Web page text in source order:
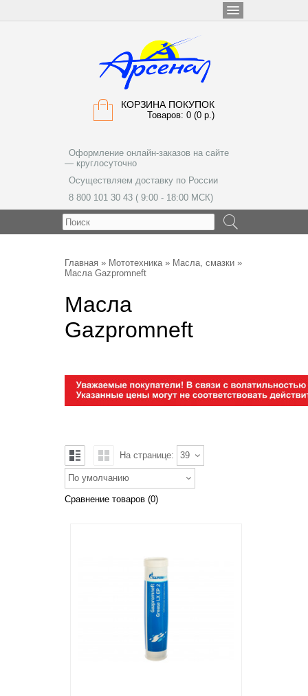
КОРЗИНА ПОКУПОК
Товаров: 0 (0 р.)
Оформление онлайн-заказов на сайте
— круглосуточно
Осуществляем доставку по России
8 800 101 30 43 ( 9:00 - 18:00 МСК)
Главная » Мототехника» Масла, смазки »
Масла Gazpromneft
Масла
Gazpromneft
На странице: 39
По умолчанию
Сравнение товаров (0)